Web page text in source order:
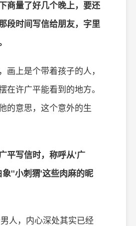
商量了好几个晚上，要还
段时间写信给朋友，字里
画上是个带着孩子的人，
在许广平能看到的地方。
的意思，这个意外的生
平写信时，称呼从'广
''小刺猬'这些肉麻的昵
人，内心深处其实已经